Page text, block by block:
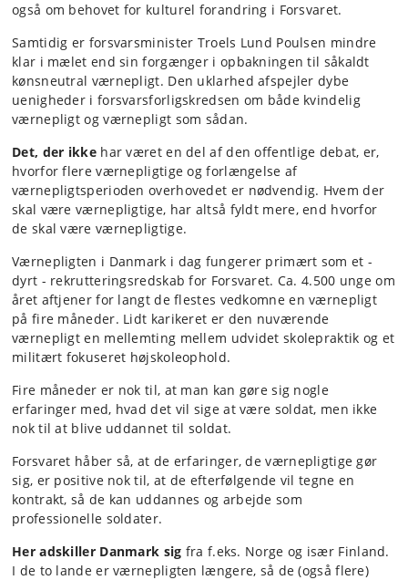
også om behovet for kulturel forandring i Forsvaret.
Samtidig er forsvarsminister Troels Lund Poulsen mindre
klar i mælet end sin forgænger i opbakningen til såkaldt
kønsneutral værnepligt. Den uklarhed afspejler dybe
uenigheder i forsvarsforligskredsen om både kvindelig
værnepligt og værnepligt som sådan.
Det, der ikkehar været en del af den offentlige debat, er,
hvorfor flere værnepligtige og forlængelse af
værnepligtsperioden overhovedet er nødvendig. Hvem der
skal være værnepligtige, har altså fyldt mere, end hvorfor
de skal være værnepligtige.
Værnepligten i Danmark i dag fungerer primært som et -
dyrt - rekrutteringsredskab for Forsvaret. Ca. 4.500 unge om
året aftjener for langt de flestes vedkomne en værnepligt
på fire måneder. Lidt karikeret er den nuværende
værnepligt en mellemting mellem udvidet skolepraktik og et
militært fokuseret højskoleophold.
Fire måneder er nok til, at man kan gøre sig nogle
erfaringer med, hvad det vil sige at være soldat, men ikke
nok til at blive uddannet til soldat.
Forsvaret håber så, at de erfaringer, de værnepligtige gør
sig, er positive nok til, at de efterfølgende vil tegne en
kontrakt, så de kan uddannes og arbejde som
professionelle soldater.
Her adskiller Danmark sig fra f.eks. Norge og især Finland.
I de to lande er værnepligten længere, så de (også flere)